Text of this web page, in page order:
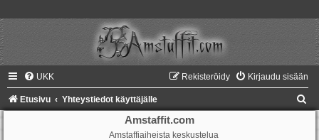
UKK Kirjaudu sisään
Rekisteröidy
Etusivu Yhteystiedot käyttäjälle
Amstaffit.com
Amstaffiaiheista keskustelua